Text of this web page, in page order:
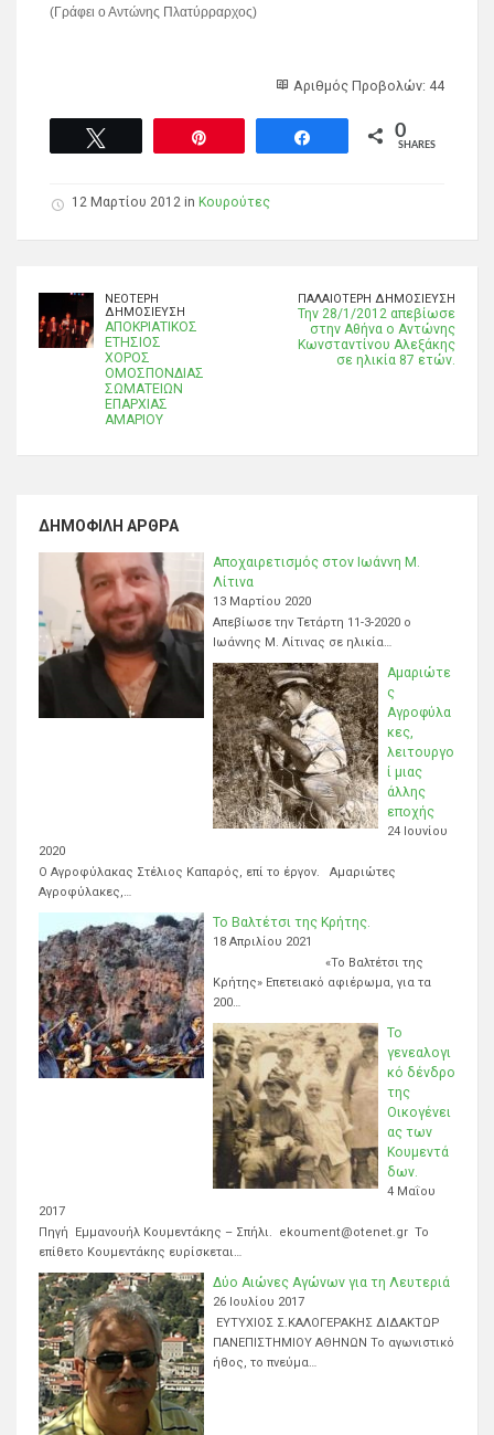
(Γράφει ο Αντώνης Πλατύρραρχος)
Αριθμός Προβολών: 44
0
SHARES
12 Μαρτίου 2012 in Κουρούτες
ΝΕΌΤΕΡΗ
ΔΗΜΟΣΊΕΥΣΗ
ΑΠΟΚΡΙΑΤΙΚΟΣ
ΕΤΗΣΙΟΣ
ΧΟΡΟΣ
ΟΜΟΣΠΟΝΔΙΑΣ
ΣΩΜΑΤΕΙΩΝ
ΕΠΑΡΧΙΑΣ
ΑΜΑΡΙΟΥ
ΠΑΛΑΙΌΤΕΡΗ ΔΗΜΟΣΊΕΥΣΗ
Την 28/1/2012 απεβίωσε
στην Αθήνα ο Αντώνης
Κωνσταντίνου Αλεξάκης
σε ηλικία 87 ετών.
ΔΗΜΟΦΙΛΉ ΆΡΘΡΑ
Αποχαιρετισμός στον Ιωάννη Μ.
Λίτινα
13 Μαρτίου 2020
Απεβίωσε την Τετάρτη 11-3-2020 ο
Ιωάννης Μ. Λίτινας σε ηλικία…
Αμαριώτε
ς
Αγροφύλα
κες,
λειτουργο
ί μιας
άλλης
εποχής
24 Ιουνίου
2020
Ο Αγροφύλακας Στέλιος Καπαρός, επί το έργον. Αμαριώτες
Αγροφύλακες,…
Το Βαλτέτσι της Κρήτης.
18 Απριλίου 2021
«Το Βαλτέτσι της
Κρήτης» Επετειακό αφιέρωμα, για τα
200…
Το
γενεαλογι
κό δένδρο
της
Οικογένει
ας των
Κουμεντά
δων.
4 Μαΐου
2017
Πηγή Εμμανουήλ Κουμεντάκης – Σπήλι. ekoument@otenet.gr Το
επίθετο Κουμεντάκης ευρίσκεται…
Δύο Αιώνες Αγώνων για τη Λευτεριά
26 Ιουλίου 2017
ΕΥΤΥΧΙΟΣ Σ.ΚΑΛΟΓΕΡΑΚΗΣ ΔΙΔΑΚΤΩΡ
ΠΑΝΕΠΙΣΤΗΜΙΟΥ ΑΘΗΝΩΝ Το αγωνιστικό
ήθος, το πνεύμα…